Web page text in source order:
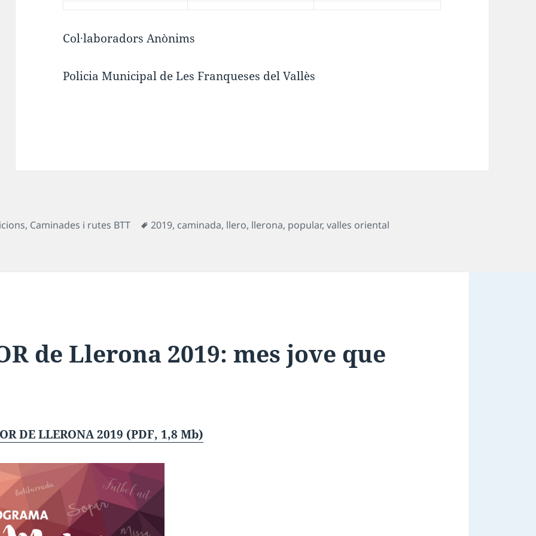
Col·laboradors Anònims
Policia Municipal de Les Franqueses del Vallès
, Caminades i rutes BTT Etiquetes
2019, caminada, llero, llerona, popular,valles oriental
de Llerona 2019: mes jove que
DE LLERONA 2019 (PDF, 1,8 Mb)